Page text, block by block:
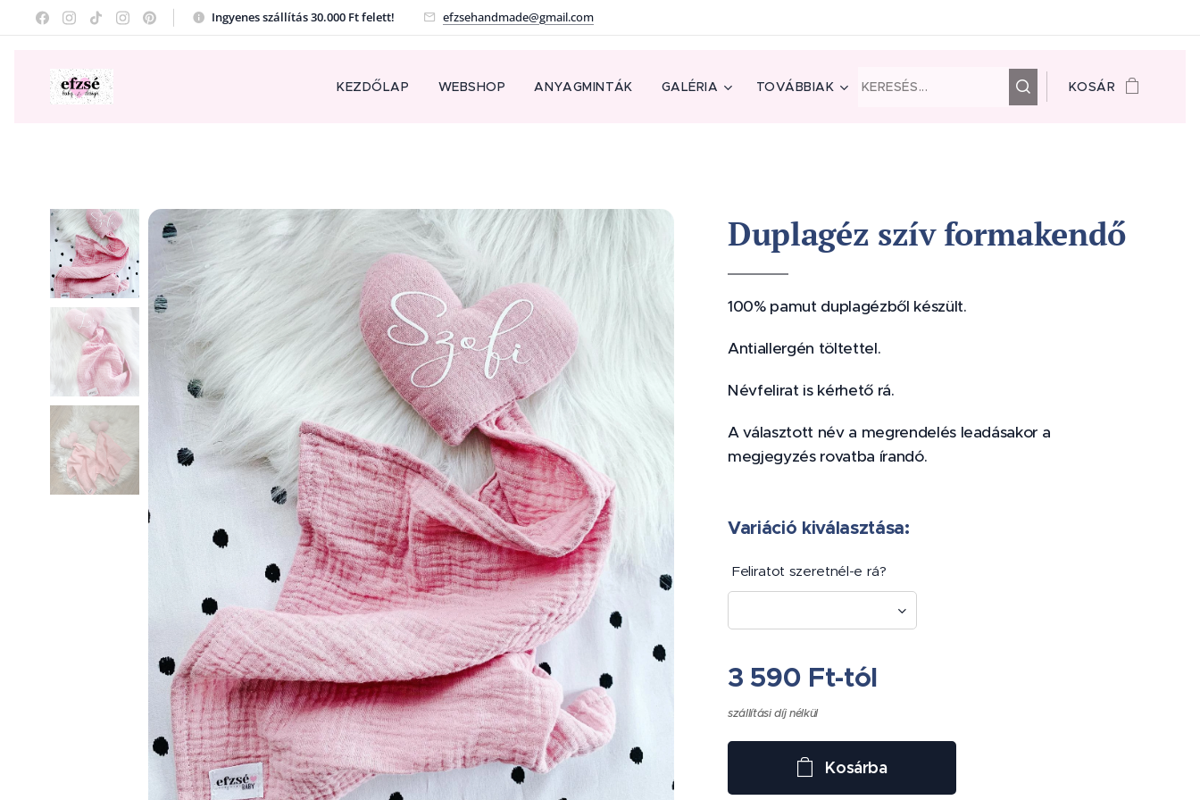
Ingyenes szállítás 30.000 Ft felett! efzsehandmade@gmail.com
KEZDŐLAP WEBSHOP ANYAGMINTÁK GALÉRIA TOVÁBBIAK KOSÁR
Duplagéz szív formakendő
100% pamut duplagézből készült.
Antiallergén töltettel.
Névfelirat is kérhető rá.
A választott név a megrendelés leadásakor a
megjegyzés rovatba írandó.
Variáció kiválasztása:
Feliratot szeretnél-e rá?
3 590 Ft-tól
szállítási díj nélkül
Kosárba